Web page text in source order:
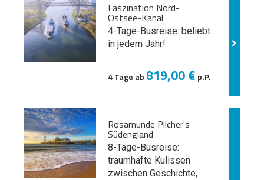
Faszination Nord-
Ostsee-Kanal
4-Tage-Busreise: beliebt
in jedem Jahr!
4 Tage ab 819,00 € p.P.
Rosamunde Pilcher's
Südengland
8-Tage-Busreise:
traumhafte Kulissen
zwischen Geschichte,